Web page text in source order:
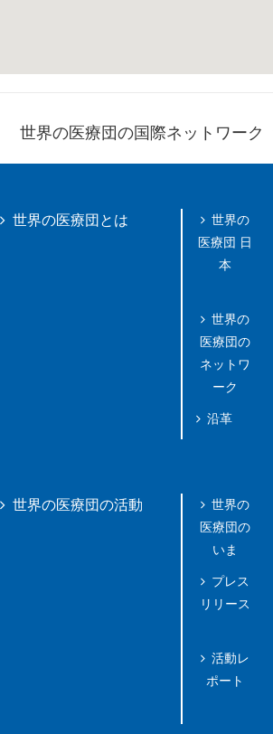
世界の医療団の国際ネットワーク
世界の医療団とは
世界の
医療団 日
本
世界の
医療団の
ネットワ
ーク
沿革
世界の医療団の活動
世界の
医療団の
いま
プレス
リリース
活動レ
ポート